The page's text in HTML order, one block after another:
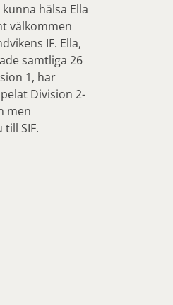
hälsa Ella
välkommen
IF. Ella,
samtliga 26
1, har
Division 2-
men
SIF.